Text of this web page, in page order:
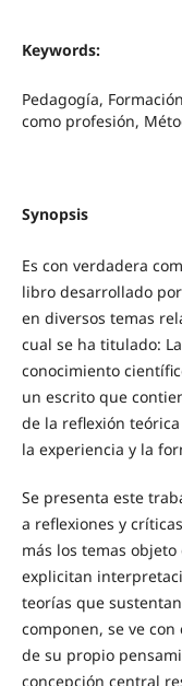
Keywords:
Pedagogía,
como profesión,
Synopsis
Es con verdadera
libro desarrollado
en diversos temas
cual se ha titulado:
conocimiento
un escrito que
de la reflexión
la experiencia y la
Se presenta este
a reflexiones y
más los temas
explicitan
teorías que
componen, se ve
de su propio
concepción central